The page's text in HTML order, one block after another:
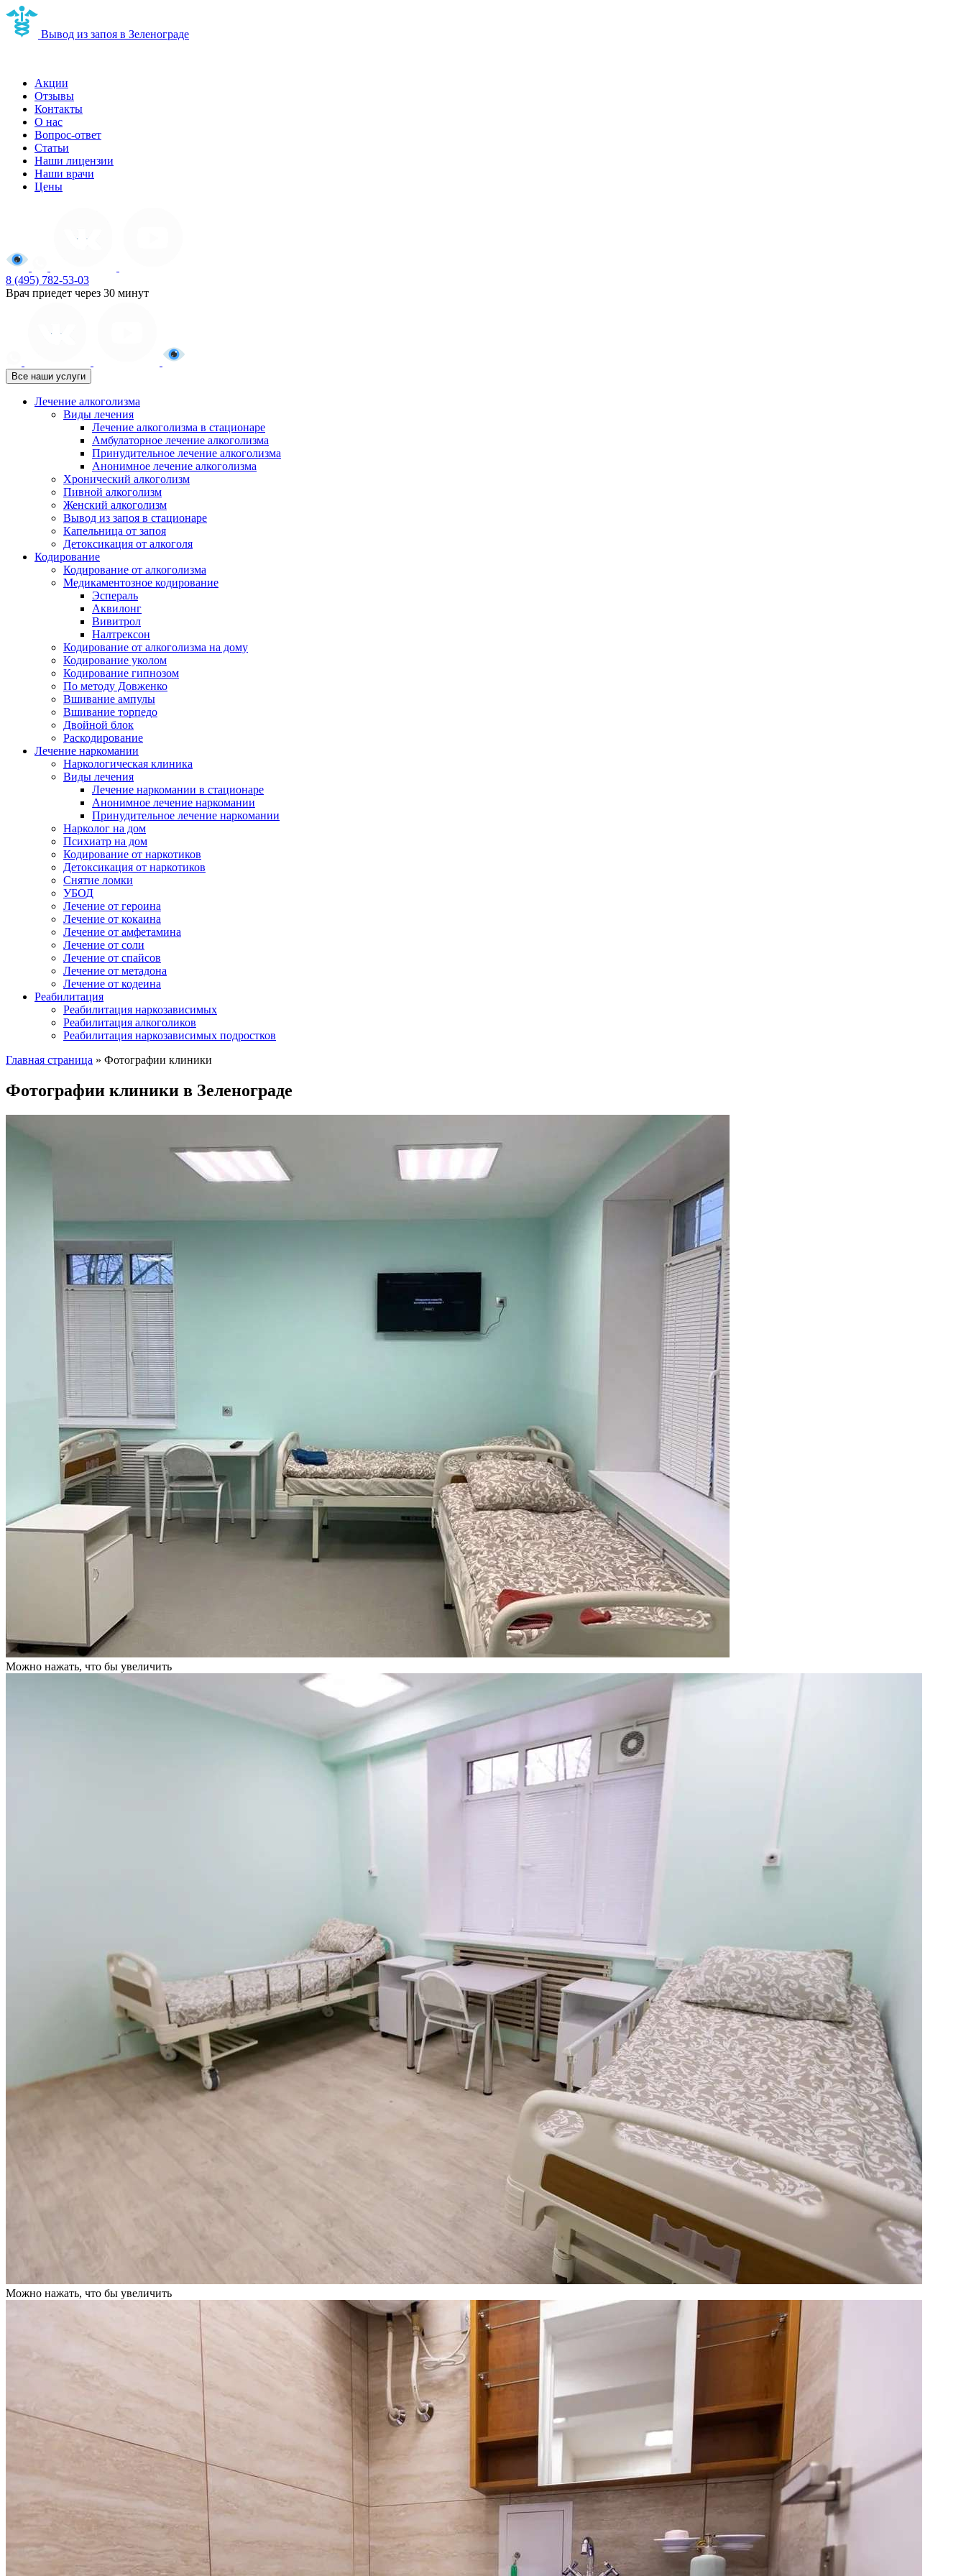
Вывод из запоя в Зеленограде
Акции
Отзывы
Контакты
О нас
Вопрос-ответ
Статьи
Наши лицензии
Наши врачи
Цены
8 (495) 782-53-03
Врач приедет через 30 минут
Все наши услуги
Лечение алкоголизма
Виды лечения
Лечение алкоголизма в стационаре
Амбулаторное лечение алкоголизма
Принудительное лечение алкоголизма
Анонимное лечение алкоголизма
Хронический алкоголизм
Пивной алкоголизм
Женский алкоголизм
Вывод из запоя в стационаре
Капельница от запоя
Детоксикация от алкоголя
Кодирование
Кодирование от алкоголизма
Медикаментозное кодирование
Эспераль
Аквилонг
Вивитрол
Налтрексон
Кодирование от алкоголизма на дому
Кодирование уколом
Кодирование гипнозом
По методу Довженко
Вшивание ампулы
Вшивание торпедо
Двойной блок
Раскодирование
Лечение наркомании
Наркологическая клиника
Виды лечения
Лечение наркомании в стационаре
Анонимное лечение наркомании
Принудительное лечение наркомании
Нарколог на дом
Психиатр на дом
Кодирование от наркотиков
Детоксикация от наркотиков
Снятие ломки
УБОД
Лечение от героина
Лечение от кокаина
Лечение от амфетамина
Лечение от соли
Лечение от спайсов
Лечение от метадона
Лечение от кодеина
Реабилитация
Реабилитация наркозависимых
Реабилитация алкоголиков
Реабилитация наркозависимых подростков
Главная страница » Фотографии клиники
Фотографии клиники в Зеленограде
Можно нажать, что бы увеличить
Можно нажать, что бы увеличить